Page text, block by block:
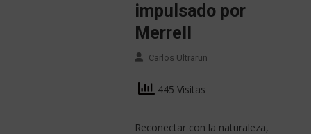
impulsado por
Merrell
Carlos Ultrarun
445 Visitas
Reconectar con la naturaleza,